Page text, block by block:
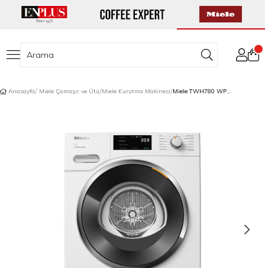
Anasayfa Miele Çamaşır ve Ütü Miele Kurutma Makinesi Miele TWH780 WP Kurutma Makinesi 9 kg A+++ DryCare 40, SilenceDrum Lotus Beyazı